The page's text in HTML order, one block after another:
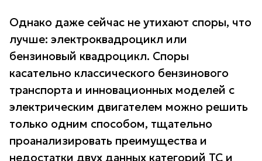
Однако даже сейчас не утихают споры, что
лучше: электроквадроцикл или
бензиновый квадроцикл. Споры
касательно классического бензинового
транспорта и инновационных моделей с
электрическим двигателем можно решить
только одним способом, тщательно
проанализировать преимущества и
недостатки двух данных категорий ТС и